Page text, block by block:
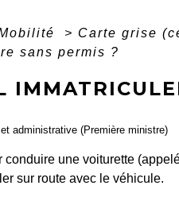
> Carte grise
sans permis ?
administrative (Première ministre)
une voiturette
sur route avec le véhicule.